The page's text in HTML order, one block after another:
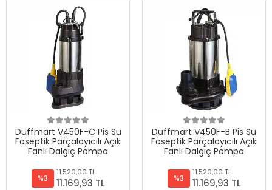
Duffmart V450F-C Pis Su
Foseptik Parçalayıcılı Açık
Fanlı Dalgıç Pompa
%3
11.520,00 TL
11.169,93 TL
Duffmart V450F-B Pis Su
Foseptik Parçalayıcılı Açık
Fanlı Dalgıç Pompa
%3
11.520,00 TL
11.169,93 TL